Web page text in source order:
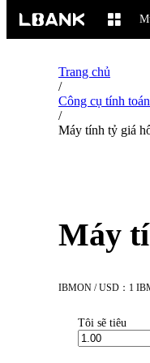
Trang chủ
/
Công cụ tính
/
Máy tính tỷ giá
Máy
IBMON / USD：1
Tôi sẽ tiêu